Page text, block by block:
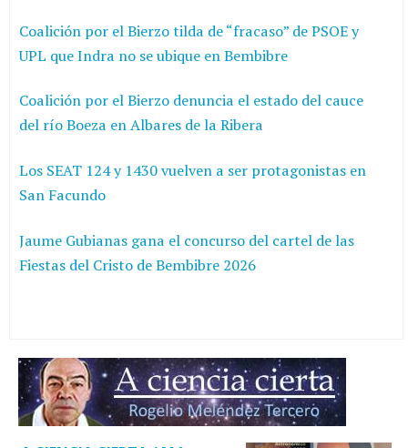
Coalición por el Bierzo tilda de “fracaso” de PSOE y
UPL que Indra no se ubique en Bembibre
Coalición por el Bierzo denuncia el estado del cauce
del río Boeza en Albares de la Ribera
Los SEAT 124 y 1430 vuelven a ser protagonistas en
San Facundo
Jaume Gubianas gana el concurso del cartel de las
Fiestas del Cristo de Bembibre 2026